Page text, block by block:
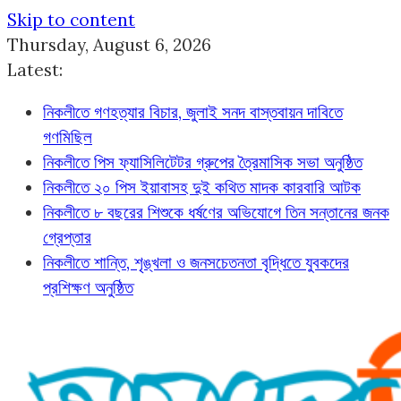
Skip to content
Thursday, August 6, 2026
Latest:
নিকলীতে গণহত্যার বিচার, জুলাই সনদ বাস্তবায়ন দাবিতে
গণমিছিল
নিকলীতে পিস ফ্যাসিলিটেটর গ্রুপের ত্রৈমাসিক সভা অনুষ্ঠিত
নিকলীতে ২০ পিস ইয়াবাসহ দুই কথিত মাদক কারবারি আটক
নিকলীতে ৮ বছরের শিশুকে ধর্ষণের অভিযোগে তিন সন্তানের জনক
গ্রেপ্তার
নিকলীতে শান্তি, শৃঙ্খলা ও জনসচেতনতা বৃদ্ধিতে যুবকদের
প্রশিক্ষণ অনুষ্ঠিত